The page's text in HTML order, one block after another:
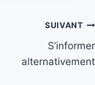
SUIVANT
S’informer
alternativement